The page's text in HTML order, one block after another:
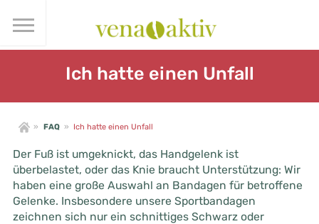
Ich hatte einen Unfall
» FAQ » Ich hatte einen Unfall
Der Fuß ist umgeknickt, das Handgelenk ist
überbelastet, oder das Knie braucht Unterstützung: Wir
haben eine große Auswahl an Bandagen für betroffene
Gelenke. Insbesondere unsere Sportbandagen
zeichnen sich nur ein schnittiges Schwarz oder